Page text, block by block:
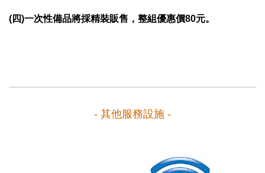
(四)一次性備品將採精裝販售，整組優惠價80元。
- 其他服務設施 -